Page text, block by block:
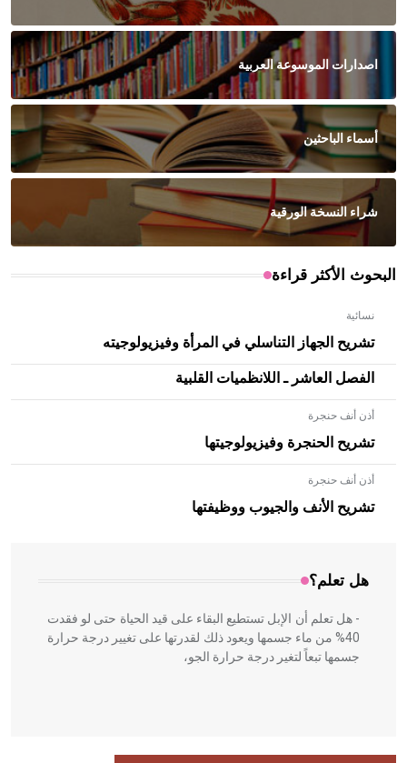
اصدارات الموسوعة العربية
أسماء الباحثين
شراء النسخة الورقية
البحوث الأكثر قراءة
نسائية
تشريح الجهاز التناسلي في المرأة وفيزيولوجيته
الفصل العاشر ـ اللانظميات القلبية
أذن أنف حنجرة
تشريح الحنجرة وفيزيولوجيتها
أذن أنف حنجرة
تشريح الأنف والجيوب ووظيفتها
هل تعلم؟
- هل تعلم أن الأبلق نوع من الفنون الهندسية التي ارتبطت
بالعمارة الإسلامية في بلاد الشام ومصر خاصة، حيث يحرص
المعمار على بناء مداميكه وخاصة في الواجهات
- هل تعلم أن الإبل تستطيع البقاء على قيد الحياة حتى لو فقدت
40% من ماء جسمها ويعود ذلك لقدرتها على تغيير درجة حرارة
جسمها تبعاً لتغير درجة حرارة الجو،
- هل تعلم أن أبقراط كتب في الطب أربعة مؤلفات هي: